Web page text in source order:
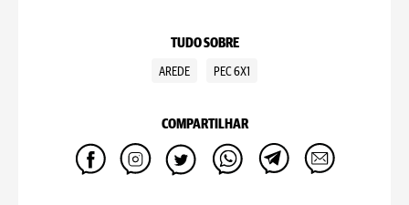
TUDO SOBRE
AREDE PEC 6X1
COMPARTILHAR